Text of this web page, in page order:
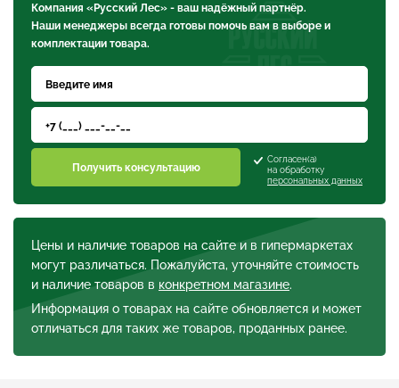
Цены и наличие товаров на сайте и в гипермаркетах
могут различаться. Пожалуйста, уточняйте стоимость
и наличие товаров в конкретном магазине.
Информация о товарах на сайте обновляется и может
отличаться для таких же товаров, проданных ранее.
Компания «Русский Лес» - ваш надёжный партнёр.
Наши менеджеры всегда готовы помочь вам в выборе и
комплектации товара.
Получить консультацию
Согласен(а)
на обработку
персональных данных